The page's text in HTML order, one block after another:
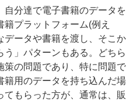
分達で電子書籍のデータを
プラットフォーム(例え
データや書籍を渡し、そこか
う」パターンもある。どちら
策の問題であり、特に問題で
籍用のデータを持ち込んだ場
もらった方が、通常は、販